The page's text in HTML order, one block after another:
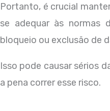
Portanto, é crucial
se adequar às normas
bloqueio ou exclusão de
Isso pode causar sérios
a pena correr esse risco.